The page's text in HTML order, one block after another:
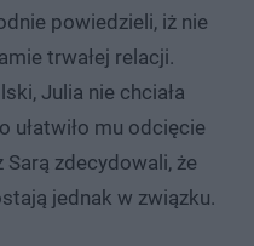
powiedzieli, iż nie
trwałej relacji.
Julia nie chciała
ułatwiło mu odcięcie
zdecydowali, że
jednak w związku.